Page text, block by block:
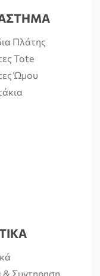
Πλάτης
Tote
Ώμου
& Συντηρηση